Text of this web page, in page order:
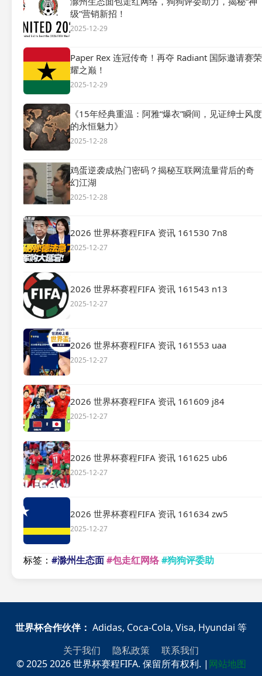
级”营销新招！
2025-12-29
Paper Rex 连冠传奇！再夺 Radiant 国际邀请赛荣
耀之巅！
2025-12-29
《15年经典重温：阿雅“爆衣”瞬间，见证绅士风度
的永恒魅力》
2025-12-28
鸡蛋逆袭成热门密码？揭秘互联网流量背后的奇
幻江湖
2025-12-28
2026 世界杯赛程FIFA 资讯 161530 7n8
2025-12-27
2026 世界杯赛程FIFA 资讯 161543 n13
2025-12-27
2026 世界杯赛程FIFA 资讯 161553 uaa
2025-12-27
2026 世界杯赛程FIFA 资讯 161609 j84
2025-12-27
2026 世界杯赛程FIFA 资讯 161625 ub6
2025-12-27
2026 世界杯赛程FIFA 资讯 161634 zw5
2025-12-27
标签： #滁州生态面#包走红网络#狗狗评委助
世界杯合作伙伴： Adidas, Coca-Cola, Visa, Hyundai 等
关于我们
隐私政策
联系我们
© 2025 2026 世界杯赛程FIFA. 保留所有权利. | 网站地图